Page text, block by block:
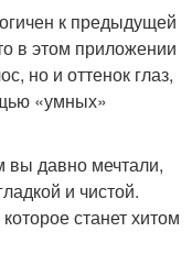
к предыдущей
в этом приложении
но и оттенок глаз,
«умных»
вы давно мечтали,
и чистой.
станет хитом